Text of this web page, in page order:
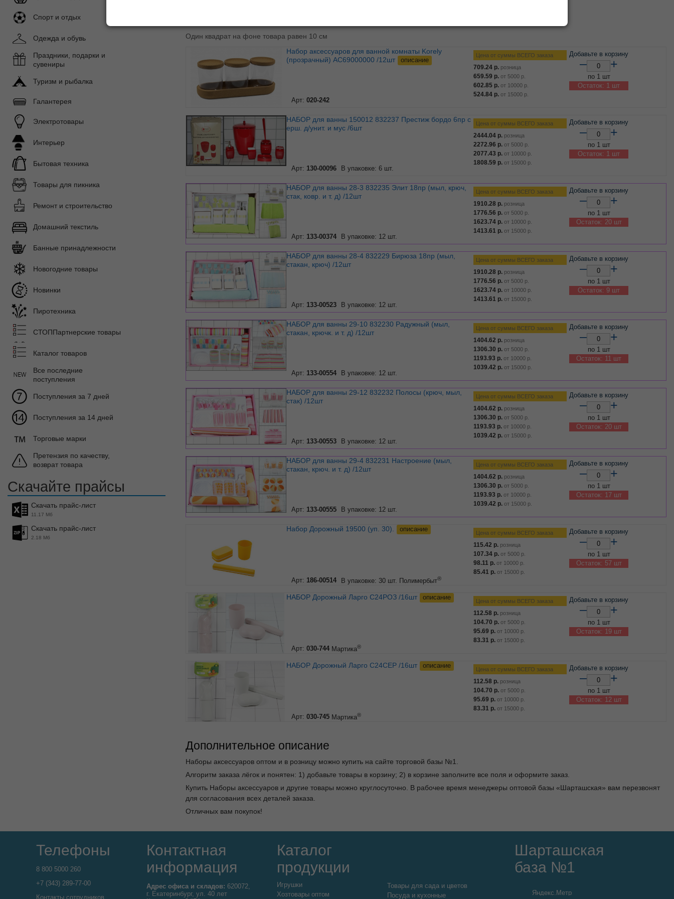
Один квадрат на фоне товара равен 10 см
Набор аксессуаров для ванной комнаты Korely
(прозрачный) АС69000000 /12шт
описание
Арт: 020-242
Цена от суммы ВСЕГО заказа
709.24 р. розница
659.59 р. от 5000 р.
602.85 р. от 10000 р.
524.84 р. от 15000 р.
Добавьте в корзину
– +
по 1 шт
Остаток: 1 шт
НАБОР для ванны 150012 832237 Престиж бордо 6пр с
ерш. д/унит. и мус /6шт
Арт: 130-00096 В упаковке: 6 шт.
Цена от суммы ВСЕГО заказа
2444.04 р. розница
2272.96 р. от 5000 р.
2077.43 р. от 10000 р.
1808.59 р. от 15000 р.
Добавьте в корзину
– +
по 1 шт
Остаток: 1 шт
НАБОР для ванны 28-3 832235 Элит 18пр (мыл, крюч,
стак, ковр. и т. д) /12шт
Арт: 133-00374 В упаковке: 12 шт.
Цена от суммы ВСЕГО заказа
1910.28 р. розница
1776.56 р. от 5000 р.
1623.74 р. от 10000 р.
1413.61 р. от 15000 р.
Добавьте в корзину
– +
по 1 шт
Остаток: 20 шт
НАБОР для ванны 28-4 832229 Бирюза 18пр (мыл,
стакан, крюч) /12шт
Арт: 133-00523 В упаковке: 12 шт.
Цена от суммы ВСЕГО заказа
1910.28 р. розница
1776.56 р. от 5000 р.
1623.74 р. от 10000 р.
1413.61 р. от 15000 р.
Добавьте в корзину
– +
по 1 шт
Остаток: 9 шт
НАБОР для ванны 29-10 832230 Радужный (мыл,
стакан, крючк. и т. д) /12шт
Арт: 133-00554 В упаковке: 12 шт.
Цена от суммы ВСЕГО заказа
1404.62 р. розница
1306.30 р. от 5000 р.
1193.93 р. от 10000 р.
1039.42 р. от 15000 р.
Добавьте в корзину
– +
по 1 шт
Остаток: 11 шт
НАБОР для ванны 29-12 832232 Полосы (крюч, мыл,
стак) /12шт
Арт: 133-00553 В упаковке: 12 шт.
Цена от суммы ВСЕГО заказа
1404.62 р. розница
1306.30 р. от 5000 р.
1193.93 р. от 10000 р.
1039.42 р. от 15000 р.
Добавьте в корзину
– +
по 1 шт
Остаток: 20 шт
НАБОР для ванны 29-4 832231 Настроение (мыл,
стакан, крюч. и т. д) /12шт
Арт: 133-00555 В упаковке: 12 шт.
Цена от суммы ВСЕГО заказа
1404.62 р. розница
1306.30 р. от 5000 р.
1193.93 р. от 10000 р.
1039.42 р. от 15000 р.
Добавьте в корзину
– +
по 1 шт
Остаток: 17 шт
Набор Дорожный 19500 (уп. 30). описание
Арт: 186-00514 В упаковке: 30 шт. Полимербыт®
Цена от суммы ВСЕГО заказа
115.42 р. розница
107.34 р. от 5000 р.
98.11 р. от 10000 р.
85.41 р. от 15000 р.
Добавьте в корзину
– +
по 1 шт
Остаток: 57 шт
НАБОР Дорожный Ларго С24РОЗ /16шт описание
Арт: 030-744 Мартика®
Цена от суммы ВСЕГО заказа
112.58 р. розница
104.70 р. от 5000 р.
95.69 р. от 10000 р.
83.31 р. от 15000 р.
Добавьте в корзину
– +
по 1 шт
Остаток: 19 шт
НАБОР Дорожный Ларго С24СЕР /16шт описание
Арт: 030-745 Мартика®
Цена от суммы ВСЕГО заказа
112.58 р. розница
104.70 р. от 5000 р.
95.69 р. от 10000 р.
83.31 р. от 15000 р.
Добавьте в корзину
– +
по 1 шт
Остаток: 12 шт
Дополнительное описание
Наборы аксессуаров оптом и в розницу можно купить на сайте торговой базы №1.
Алгоритм заказа лёгок и понятен: 1) добавьте товары в корзину; 2) в корзине заполните все поля и оформите заказ.
Купить Наборы аксессуаров и другие товары можно круглосуточно. В рабочее время менеджеры оптовой базы «Шарташская» вам перезвонят
для согласования всех деталей заказа.
Отличных вам покупок!
Спорт и отдых
Одежда и обувь
Праздники, подарки и
сувениры
Туризм и рыбалка
Галантерея
Электротовары
Интерьер
Бытовая техника
Товары для пикника
Ремонт и строительство
Домашний текстиль
Банные принадлежности
Новогодние товары
Новинки
Пиротехника
СТОППартнерские товары
Каталог товаров
Все последние
поступления
Поступления за 7 дней
Поступления за 14 дней
Торговые марки
Претензия по качеству,
возврат товара
Скачайте прайсы
Скачать прайс-лист
11.17 Мб
Скачать прайс-лист
2.18 Мб
Телефоны
8 800 5000 260
+7 (343) 289-77-00
Контакты сотрудников
Контактная
информация
Адрес офиса и складов: 620072,
г. Екатеринбург, ул. 40 лет
Каталог
продукции
Игрушки
Хозтовары оптом
Товары для сада и цветов
Посуда и кухонные
Шарташская
база №1